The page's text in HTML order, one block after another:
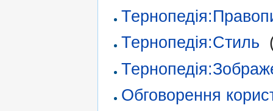
Тернопедія:Стиль
Обговорення